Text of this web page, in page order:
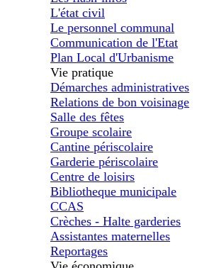
L'état civil
Le personnel communal
Communication de l'Etat
Plan Local d'Urbanisme
Vie pratique
Démarches administratives
Relations de bon voisinage
Salle des fêtes
Groupe scolaire
Cantine périscolaire
Garderie périscolaire
Centre de loisirs
Bibliotheque municipale
CCAS
Crèches - Halte garderies
Assistantes maternelles
Reportages